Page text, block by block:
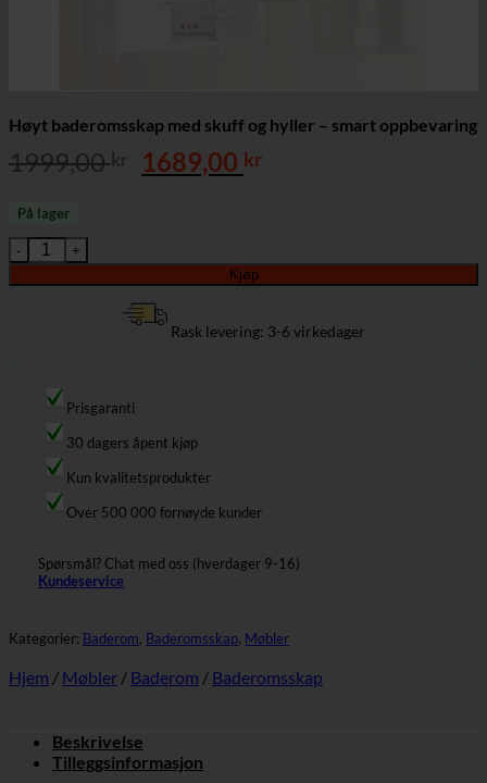
Høyt baderomsskap med skuff og hyller – smart oppbevaring
1999,00kr
Opprinnelig
pris
1689,00 krNåværende
På lager
Høyt baderomsskap med skuff og hyller – smart oppbevaring
Kjøp
Rask levering: 3-6 virkedager
Prisgaranti
30 dagers åpent kjøp
Kun kvalitetsprodukter
Over 500 000 fornøyde kunder
Spørsmål? Chat med oss (hverdager 9-16)
Kundeservice
Kategorier: Baderom, Baderomsskap, Møbler
Hjem / Møbler / Baderom / Baderomsskap
Beskrivelse
Tilleggsinformasjon